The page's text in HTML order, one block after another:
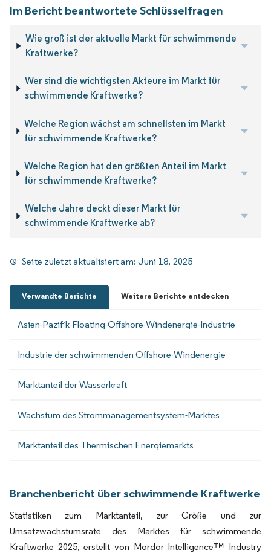
Im Bericht beantwortete Schlüsselfragen
Wie groß ist der aktuelle Markt für schwimmende
Kraftwerke?
Wer sind die wichtigsten Akteure im Markt für
schwimmende Kraftwerke?
Welche Region wächst am schnellsten im Markt
für schwimmende Kraftwerke?
Welche Region hat den größten Anteil im Markt
für schwimmende Kraftwerke?
Welche Jahre deckt dieser Markt für
schwimmende Kraftwerke ab?
Seite zuletzt aktualisiert am:Juni 18, 2025
Verwandte Berichte Weitere Berichte entdecken
Asien-Pazifik-Floating-Offshore-Windenergie-Industrie
Industrie der schwimmenden Offshore-Windenergie
Marktanteil der Wasserkraft
Wachstum des Strommanagementsystem-Marktes
Marktanteil des Thermischen Energiemarkts
Branchenbericht über schwimmende Kraftwerke
Statistiken zum Marktanteil, zur Größe und zur
Umsatzwachstumsrate des Marktes für schwimmende
Kraftwerke 2025, erstellt von Mordor Intelligence™ Industry